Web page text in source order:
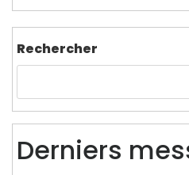
Rechercher
Derniers